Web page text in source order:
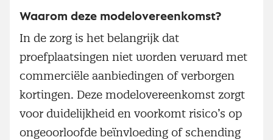
Waarom deze modelovereenkomst?
In de zorg is het belangrijk dat
proefplaatsingen niet worden verward met
commerciële aanbiedingen of verborgen
kortingen. Deze modelovereenkomst zorgt
voor duidelijkheid en voorkomt risico’s op
ongeoorloofde beïnvloeding of schending